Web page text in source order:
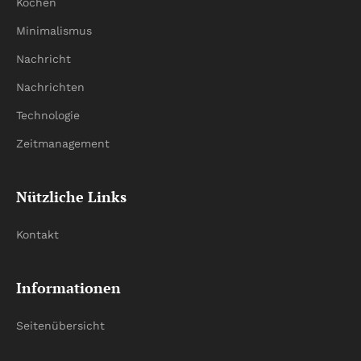
Kochen
Minimalismus
Nachricht
Nachrichten
Technologie
Zeitmanagement
Nützliche Links
Kontakt
Informationen
Seitenübersicht